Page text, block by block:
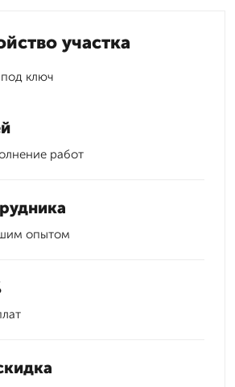
участка
ключ
работ
опытом